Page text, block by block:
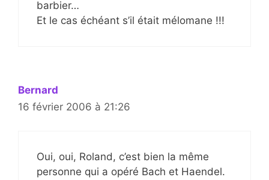
barbier…
Et le cas échéant s’il était mélomane !!!
Bernard
16 février 2006 à 21:26
Oui, oui, Roland, c’est bien la même
personne qui a opéré Bach et Haendel.